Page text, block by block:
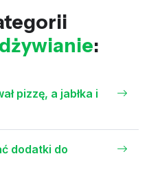
:
pizzę, a jabłka i
dodatki do